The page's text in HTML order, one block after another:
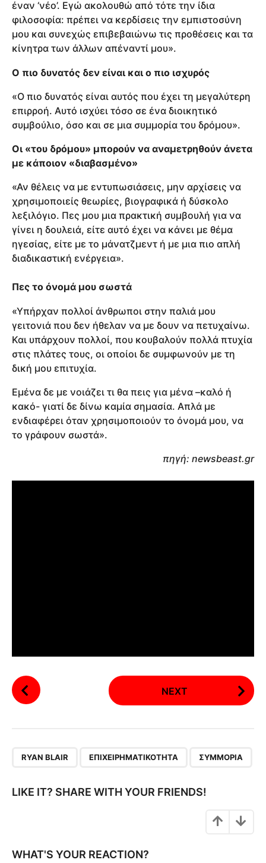
έναν ‘νέο’. Εγώ ακολουθώ από τότε την ίδια
φιλοσοφία: πρέπει να κερδίσεις την εμπιστοσύνη
μου και συνεχώς επιβεβαιώνω τις προθέσεις και τα
κίνητρα των άλλων απέναντί μου».
Ο πιο δυνατός δεν είναι και ο πιο ισχυρός
«Ο πιο δυνατός είναι αυτός που έχει τη μεγαλύτερη
επιρροή. Αυτό ισχύει τόσο σε ένα διοικητικό
συμβούλιο, όσο και σε μια συμμορία του δρόμου».
Οι «του δρόμου» μπορούν να αναμετρηθούν άνετα
με κάποιον «διαβασμένο»
«Αν θέλεις να με εντυπωσιάσεις, μην αρχίσεις να
χρησιμοποιείς θεωρίες, βιογραφικά ή δύσκολο
λεξιλόγιο. Πες μου μια πρακτική συμβουλή για να
γίνει η δουλειά, είτε αυτό έχει να κάνει με θέμα
ηγεσίας, είτε με το μάνατζμεντ ή με μια πιο απλή
διαδικαστική ενέργεια».
Πες το όνομά μου σωστά
«Υπήρχαν πολλοί άνθρωποι στην παλιά μου
γειτονιά που δεν ήθελαν να με δουν να πετυχαίνω.
Και υπάρχουν πολλοί, που κουβαλούν πολλά πτυχία
στις πλάτες τους, οι οποίοι δε συμφωνούν με τη
δική μου επιτυχία.
Εμένα δε με νοιάζει τι θα πεις για μένα –καλό ή
κακό- γιατί δε δίνω καμία σημασία. Απλά με
ενδιαφέρει όταν χρησιμοποιούν το όνομά μου, να
το γράφουν σωστά».
πηγή: newsbeast.gr
P
o
i
i
NEXT
RYAN BLAIR ΕΠΙΧΕΊΡΗΜΑΤΙΚΌΤΗΤΑ ΣΥΜΜΟΡΊΑ
LIKE IT? SHARE WITH YOUR FRIENDS!
WHAT'S YOUR REACTION?